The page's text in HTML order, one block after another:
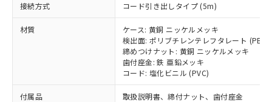
接続方式 コード引き出しタイプ (5m)
材質
ケース: 黄銅 ニッケルメッキ
検出面: ポリブチレンテレフタレート (PBT)
締めつけナット: 黄銅 ニッケルメッキ
歯付座金: 鉄 亜鉛メッキ
コード: 塩化ビニル (PVC)
付属品 取扱説明書、締付ナット、歯付座金
在庫状況および標準価格結果を当社の
事前の承諾なく第三者に漏洩または開
示しないようお願いします。
マイパーツ機能（部品リスト作成サー
ビス）をご利用いただくには、I-Web
メンバーズにご登録されている必要が
部品在庫の切り替え状況などにより、予定
月が前後することがあります。
※2 環境保護使用期限
「ｅ」：有害物質（10物質）のすべてが基
準値以下であることを示します。
「10」：通常の使用状況下において有害物
質が外部に漏えいし、環境に深刻な影響を
及ぼさない年数を意味します。
「－」：未確認です。当社販売部門へお問
使用いたしません。
当社は、貴社製品を第三者に販売する
場合は、上記1、2および3の内容を当
該第三者に通知します。また当社は、
販売先および販売に係わる関係者が違
法に輸出するおそれがある場合は、取
たはお客様担当のオムロン制御
機器販売店・当社販売員にご確
認ください)
受注生産機種、また在庫状況の
情報を公開していない機種